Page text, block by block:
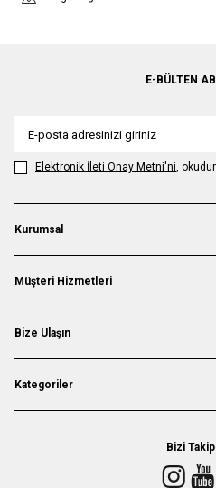
E-BÜLTEN
Elektronik İleti Onay Metni'ni,
Kurumsal
Müşteri Hizmetleri
Bize Ulaşın
Kategoriler
Bizi